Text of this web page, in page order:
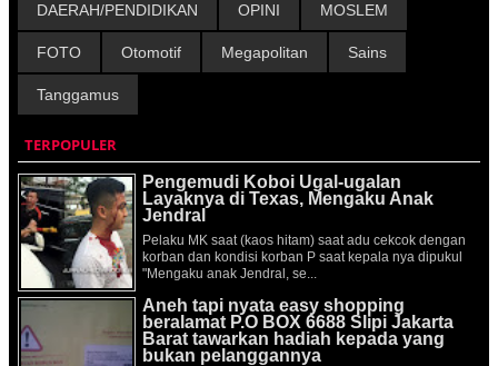
DAERAH/PENDIDIKAN OPINI MOSLEM
FOTO Otomotif Megapolitan Sains
Tanggamus
TERPOPULER
Pengemudi Koboi Ugal-ugalan
Layaknya di Texas, Mengaku Anak
Jendral
Pelaku MK saat (kaos hitam) saat adu cekcok dengan
korban dan kondisi korban P saat kepala nya dipukul
"Mengaku anak Jendral, se...
Aneh tapi nyata easy shopping
beralamat P.O BOX 6688 Slipi Jakarta
Barat tawarkan hadiah kepada yang
bukan pelanggannya